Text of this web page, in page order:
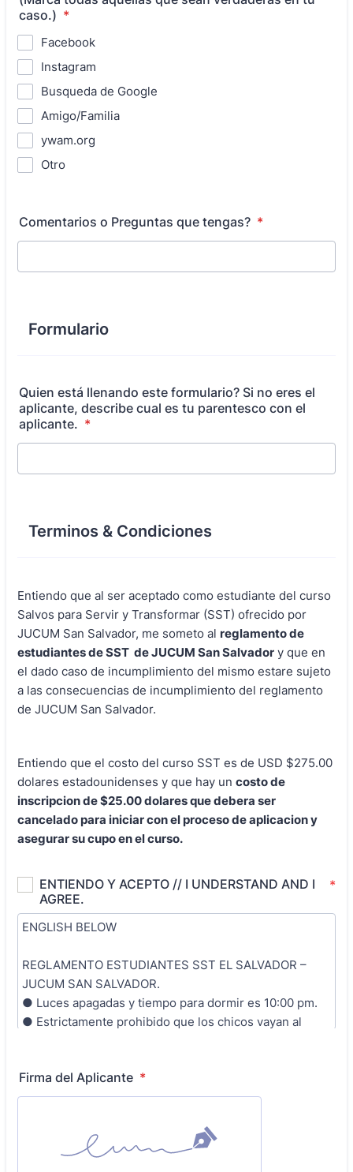
caso.) *
Facebook
Instagram
Busqueda de Google
Amigo/Familia
ywam.org
Otro
Comentarios o Preguntas que tengas? *
Formulario
Quien está llenando este formulario? Si no eres el
aplicante, describe cual es tu parentesco con el
aplicante. *
Terminos & Condiciones
Entiendo que al ser aceptado como estudiante del curso
Salvos para Servir y Transformar (SST) ofrecido por
JUCUM San Salvador, me someto al reglamento de
estudiantes de SST de JUCUM San Salvador y que en
el dado caso de incumplimiento del mismo estare sujeto
a las consecuencias de incumplimiento del reglamento
de JUCUM San Salvador.
Entiendo que el costo del curso SST es de USD $275.00
dolares estadounidenses y que hay un costo de
inscripcion de $25.00 dolares que debera ser
cancelado para iniciar con el proceso de aplicacion y
asegurar su cupo en el curso.
Firma del Aplicante *